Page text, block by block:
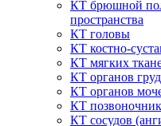
КТ брюшной
пространства
КТ головы
КТ костно-
КТ мягких
КТ органов
КТ органов
КТ
КТ сосудов